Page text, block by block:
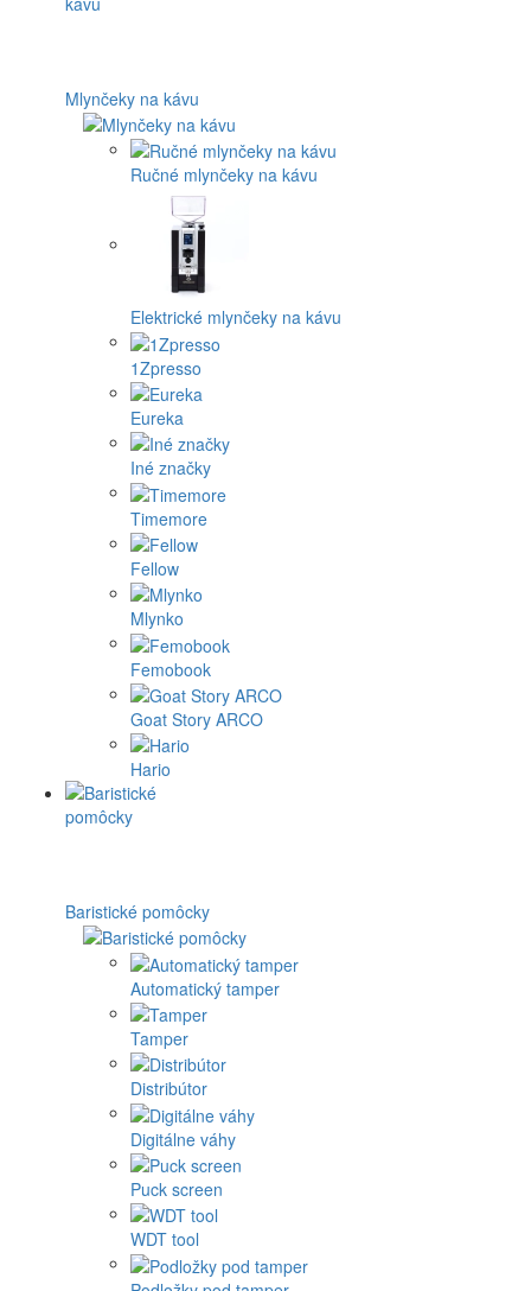
Mlynčeky na kávu
Ručné mlynčeky na kávu
Elektrické mlynčeky na kávu
1Zpresso
Eureka
Iné značky
Timemore
Fellow
Mlynko
Femobook
Goat Story ARCO
Hario
Baristické pomôcky
Automatický tamper
Tamper
Distribútor
Digitálne váhy
Puck screen
WDT tool